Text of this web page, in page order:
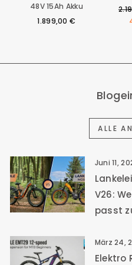
48V 15Ah Akku
1.899,00 €
ALLE
Juni 11,
V26:
passt
März 24,
Elektro